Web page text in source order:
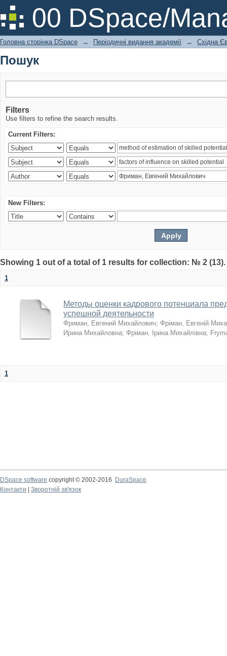
00 DSpace/
Пошук
Головна сторінка DSpace → Періодичні видання академії → Східна
Пошук
Filters
Use filters to refine the search results.
Current Filters:
New Filters:
Showing 1 out of a total of 1 results for collection: № 2 (13).
1
Методы оценки кадрового потенциала
успешной деятельности
Фриман, Евгений Михайлович; Фріман, Евгеній
Ирина Михайловна; Фріман, Ірина Михайлівна;
1
DSpace software copyright © 2002-2016
DuraSpace
Контакти
Зворотній зв'язок